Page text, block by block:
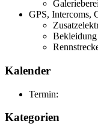
GPS, Intercoms,
Kalender
Termin:
Kategorien